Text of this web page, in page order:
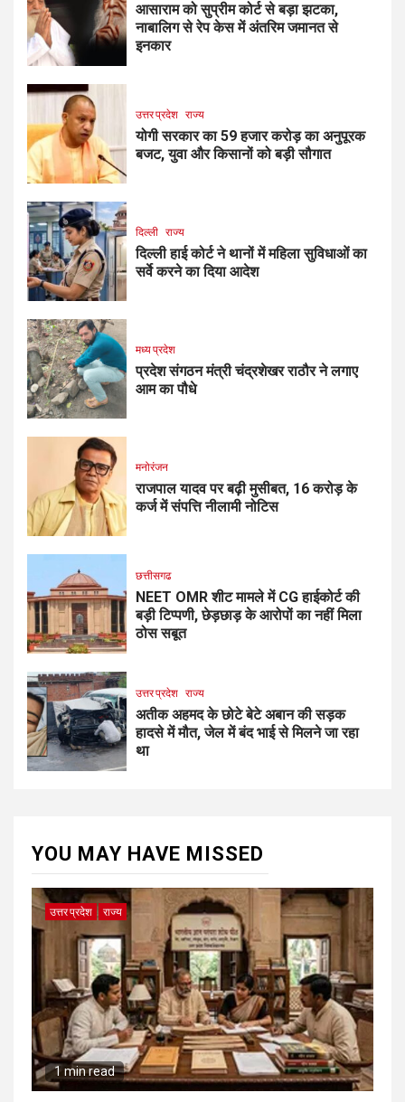
आसाराम को सुप्रीम कोर्ट से बड़ा झटका,
नाबालिग से रेप केस में अंतरिम जमानत से
इनकार
उत्तर प्रदेश राज्य
योगी सरकार का 59 हजार करोड़ का अनुपूरक
बजट, युवा और किसानों को बड़ी सौगात
दिल्ली राज्य
दिल्ली हाई कोर्ट ने थानों में महिला सुविधाओं का
सर्वे करने का दिया आदेश
मध्य प्रदेश
प्रदेश संगठन मंत्री चंद्रशेखर राठौर ने लगाए
आम का पौधे
मनोरंजन
राजपाल यादव पर बढ़ी मुसीबत, 16 करोड़ के
कर्ज में संपत्ति नीलामी नोटिस
छत्तीसगढ
NEET OMR शीट मामले में CG हाईकोर्ट की
बड़ी टिप्पणी, छेड़छाड़ के आरोपों का नहीं मिला
ठोस सबूत
उत्तर प्रदेश राज्य
अतीक अहमद के छोटे बेटे अबान की सड़क
हादसे में मौत, जेल में बंद भाई से मिलने जा रहा
था
YOU MAY HAVE MISSED
उत्तर प्रदेश राज्य
1 min read